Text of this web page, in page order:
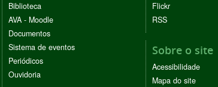
Biblioteca
AVA - Moodle
Documentos
Sistema de eventos
Periódicos
Ouvidoria
Flickr
RSS
Sobre o site
Acessibilidade
Mapa do site